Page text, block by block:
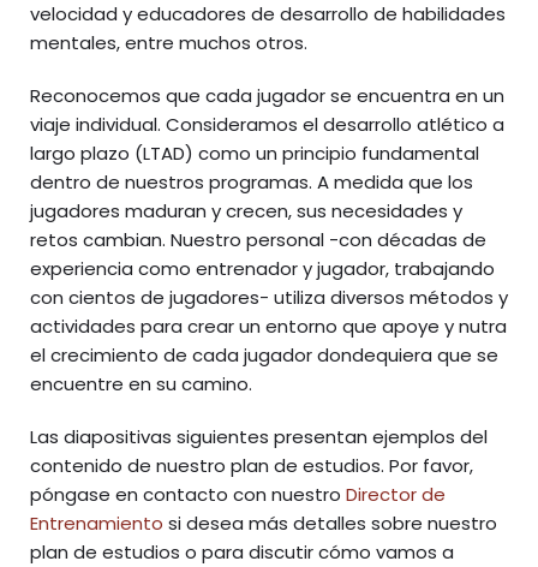
velocidad y educadores de desarrollo de habilidades
mentales, entre muchos otros.
Reconocemos que cada jugador se encuentra en un
viaje individual. Consideramos el desarrollo atlético a
largo plazo (LTAD) como un principio fundamental
dentro de nuestros programas. A medida que los
jugadores maduran y crecen, sus necesidades y
retos cambian. Nuestro personal -con décadas de
experiencia como entrenador y jugador, trabajando
con cientos de jugadores- utiliza diversos métodos y
actividades para crear un entorno que apoye y nutra
el crecimiento de cada jugador dondequiera que se
encuentre en su camino.
Las diapositivas siguientes presentan ejemplos del
contenido de nuestro plan de estudios. Por favor,
póngase en contacto con nuestro Director de
Entrenamiento si desea más detalles sobre nuestro
plan de estudios o para discutir cómo vamos a